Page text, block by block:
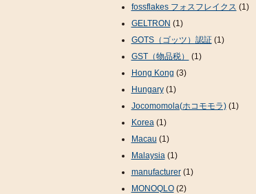
fossflakes フォスフレイクス (1)
GELTRON (1)
GOTS（ゴッツ）認証(1)
GST（物品税）
(1)
Hong Kong (3)
Hungary(1)
Jocomomola(ホコモモラ)(1)
Korea(1)
Macau (1)
Malaysia(1)
manufacturer(1)
MONOQLO(2)